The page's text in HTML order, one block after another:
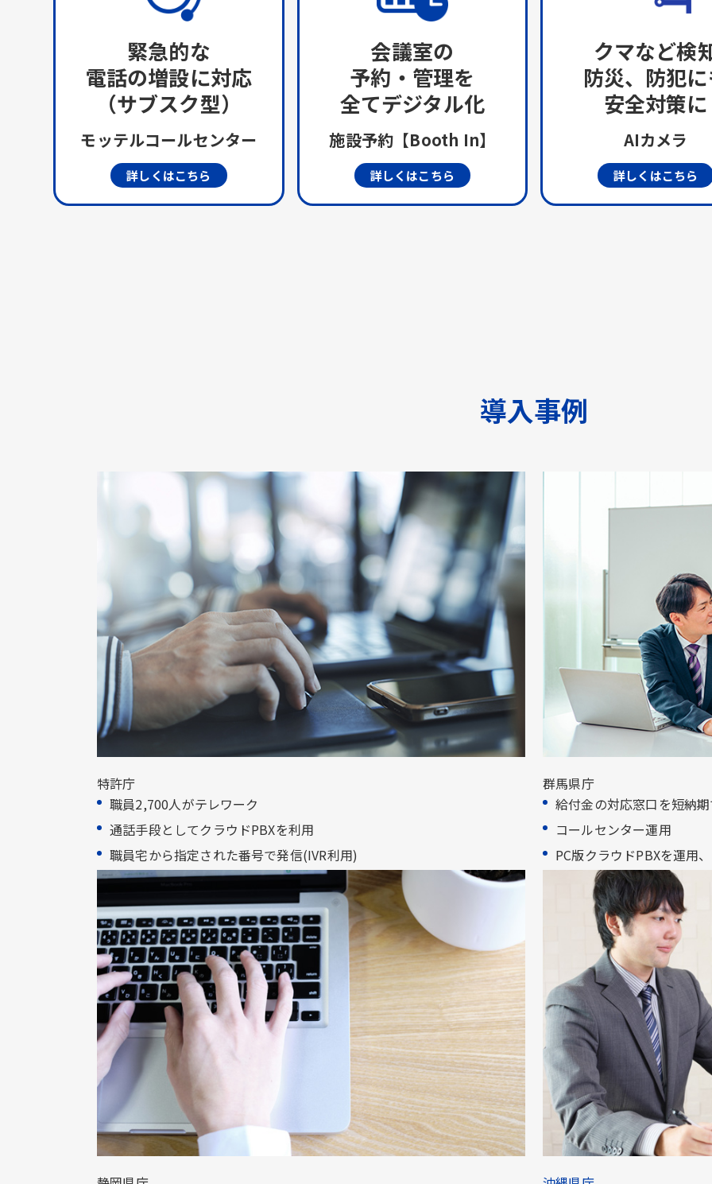
緊急的な
電話の増設に対応
（サブスク型）
モッテルコールセンター
詳しくはこちら
会議室の
予約・管理を
全てデジタル化
施設予約【Booth In】
詳しくはこちら
クマなど検
防災、防犯
安全対策に
AIカメラ
詳しくはこちら
導入事例
特許庁
職員2,700人がテレワーク
通話手段としてクラウドPBXを利用​
職員宅から指定された番号で発信(IVR利用)​
群馬県庁
給付金の対応窓口を短納
コールセンター運用​
PC版クラウドPBXを運用